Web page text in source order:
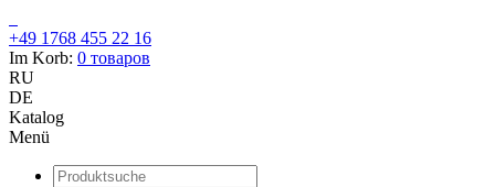
+49 1768 455 22 16
Im Korb: 0 товаров
RU
DE
Katalog
Menü